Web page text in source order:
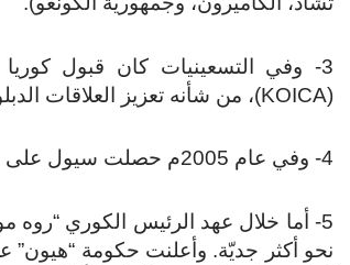
3- وفي التسعينيات كان قبول كوريا
(KOICA)، من شأنه تعزيز العلاقات الدبلوماسية الكورية مع إفريقيا.
4- وفي عام 2005م حصلت سيول على صفة مراقب في الاتحاد الإفريقي.)